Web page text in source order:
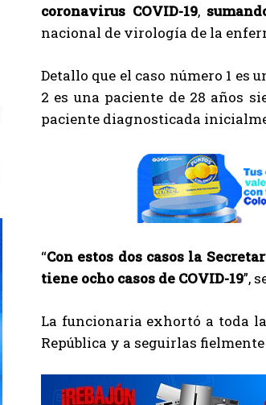
coronavirus COVID-19,
nacional de virología de la
Detallo que el caso número 1 es
2 es una paciente de 28 años
paciente diagnosticada
“Con estos dos casos la
tiene ocho casos de COVID-19”,
La funcionaria exhortó a toda
República y a seguirlas